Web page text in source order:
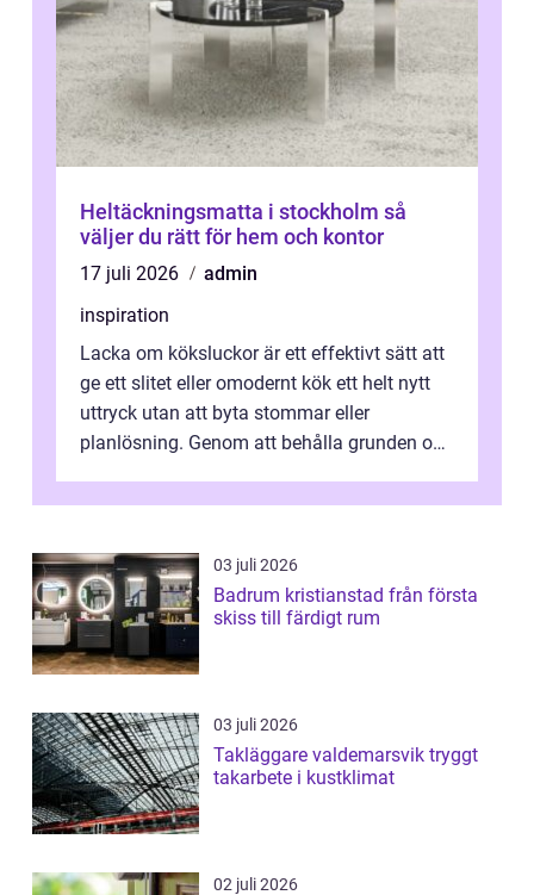
Heltäckningsmatta i stockholm så
väljer du rätt för hem och kontor
17 juli 2026
admin
inspiration
Lacka om köksluckor är ett effektivt sätt att
ge ett slitet eller omodernt kök ett helt nytt
uttryck utan att byta stommar eller
planlösning. Genom att behålla grunden och
03 juli 2026
Badrum kristianstad från första
skiss till färdigt rum
03 juli 2026
Takläggare valdemarsvik tryggt
takarbete i kustklimat
02 juli 2026